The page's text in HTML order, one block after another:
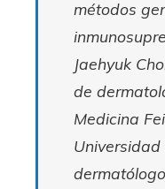
métodos
Jaehyuk
de
Medicina